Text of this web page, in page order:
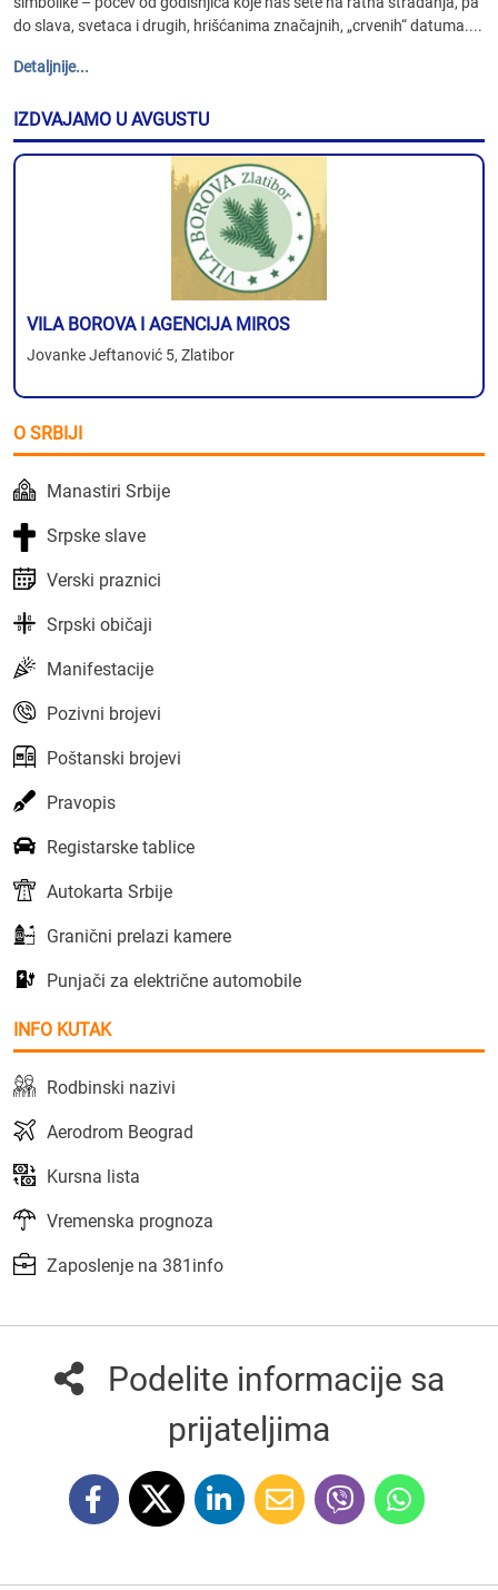
do slava, svetaca i drugih, hrišćanima značajnih, „crvenih“ datuma....
Detaljnije...
IZDVAJAMO U AVGUSTU
VILA BOROVA I AGENCIJA MIROS
Jovanke Jeftanović 5, Zlatibor
O SRBIJI
Manastiri Srbije
Srpske slave
Verski praznici
Srpski običaji
Manifestacije
Pozivni brojevi
Poštanski brojevi
Pravopis
Registarske tablice
Autokarta Srbije
Granični prelazi kamere
Punjači za električne automobile
INFO KUTAK
Rodbinski nazivi
Aerodrom Beograd
Kursna lista
Vremenska prognoza
Zaposlenje na 381info
Podelite informacije sa
prijateljima